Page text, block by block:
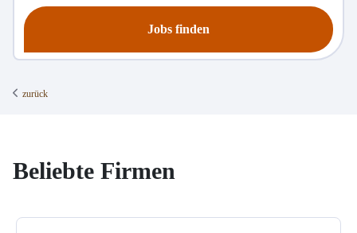
Jobs finden
zurück
Beliebte Firmen